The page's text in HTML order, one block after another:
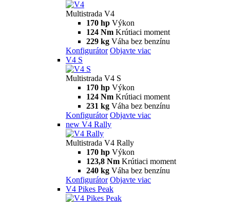
Multistrada V4
170 hp Výkon
124 Nm Krútiaci moment
229 kg Váha bez benzínu
Konfigurátor Objavte viac
V4 S
Multistrada V4 S
170 hp Výkon
124 Nm Krútiaci moment
231 kg Váha bez benzínu
Konfigurátor Objavte viac
new V4 Rally
Multistrada V4 Rally
170 hp Výkon
123,8 Nm Krútiaci moment
240 kg Váha bez benzínu
Konfigurátor Objavte viac
V4 Pikes Peak